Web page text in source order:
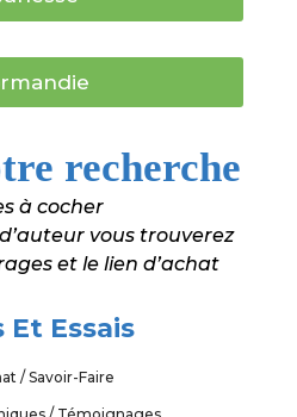
recherche
à cocher
vous trouverez
et le lien d’achat
Essais
/ Savoir-Faire